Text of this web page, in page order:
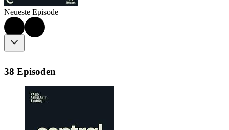
Neueste Episode
38 Episoden